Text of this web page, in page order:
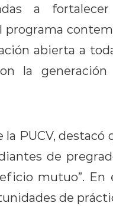
a
programa
abierta a
la generación
PUCV, destacó
de
mutuo”. En
de